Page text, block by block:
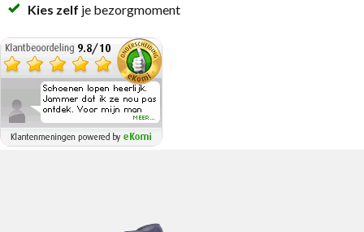
Kies zelf je bezorgmoment